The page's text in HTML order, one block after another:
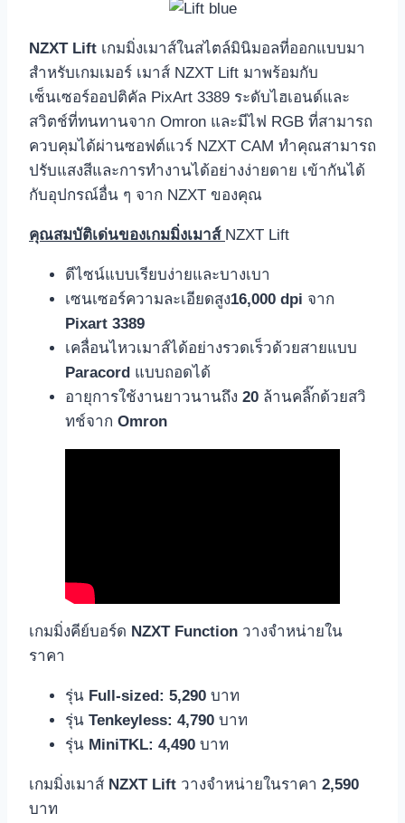
NZXT Lift เกมมิ่งเมาส์ในสไตล์มินิมอลที่ออกแบบมา
สำหรับเกมเมอร์ เมาส์ NZXT Lift มาพร้อมกับ
เซ็นเซอร์ออปติคัล PixArt 3389 ระดับไฮเอนด์และ
สวิตช์ที่ทนทานจาก Omron และมีไฟ RGB ที่สามารถ
ควบคุมได้ผ่านซอฟต์แวร์ NZXT CAM ทำคุณสามารถ
ปรับแสงสีและการทำงานได้อย่างง่ายดาย เข้ากันได้
กับอุปกรณ์อื่น ๆ จาก NZXT ของคุณ
คุณสมบัติเด่นของเกมมิ่งเมาส์ NZXT Lift
ดีไซน์แบบเรียบง่ายและบางเบา
เซนเซอร์ความละเอียดสูง16,000 dpi จาก
Pixart 3389
เคลื่อนไหวเมาส์ได้อย่างรวดเร็วด้วยสายแบบ
Paracord แบบถอดได้
อายุการใช้งานยาวนานถึง 20 ล้านคลิ๊กด้วยสวิ
ทช์จาก Omron
เกมมิ่งคีย์บอร์ด NZXT Function วางจำหน่ายใน
ราคา
รุ่น Full-sized: 5,290 บาท
รุ่น Tenkeyless: 4,790 บาท
รุ่น MiniTKL: 4,490 บาท
เกมมิ่งเมาส์ NZXT Lift วางจำหน่ายในราคา 2,590
บาท